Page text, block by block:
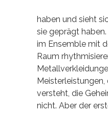
haben und sieht
sie geprägt
im Ensemble mit
Raum
Meisterleistungen,
versteht, die
nicht. Aber der